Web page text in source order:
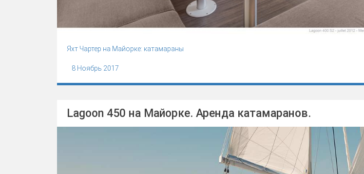
Яхт Чартер на Майорке: катамараны
8 Ноябрь 2017
Lagoon 450 на Майорке. Аренда катамаранов.